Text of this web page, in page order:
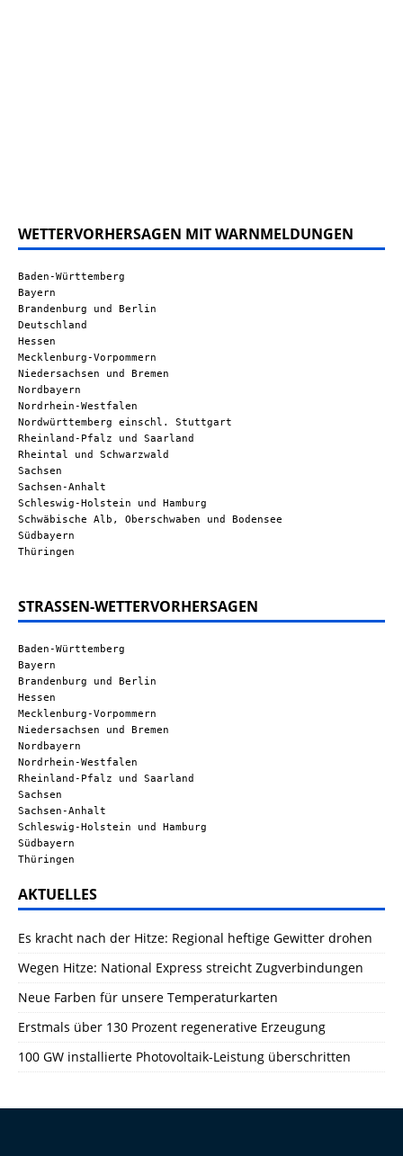
WETTERVORHERSAGEN MIT WARNMELDUNGEN
Baden-Württemberg
Bayern
Brandenburg und Berlin
Deutschland
Hessen
Mecklenburg-Vorpommern
Niedersachsen und Bremen
Nordbayern
Nordrhein-Westfalen
Nordwürttemberg einschl. Stuttgart
Rheinland-Pfalz und Saarland
Rheintal und Schwarzwald
Sachsen
Sachsen-Anhalt
Schleswig-Holstein und Hamburg
Schwäbische Alb, Oberschwaben und Bodensee
Südbayern
Thüringen
STRASSEN-WETTERVORHERSAGEN
Baden-Württemberg
Bayern
Brandenburg und Berlin
Hessen
Mecklenburg-Vorpommern
Niedersachsen und Bremen
Nordbayern
Nordrhein-Westfalen
Rheinland-Pfalz und Saarland
Sachsen
Sachsen-Anhalt
Schleswig-Holstein und Hamburg
Südbayern
Thüringen
AKTUELLES
Es kracht nach der Hitze: Regional heftige Gewitter drohen
Wegen Hitze: National Express streicht Zugverbindungen
Neue Farben für unsere Temperaturkarten
Erstmals über 130 Prozent regenerative Erzeugung
100 GW installierte Photovoltaik-Leistung überschritten